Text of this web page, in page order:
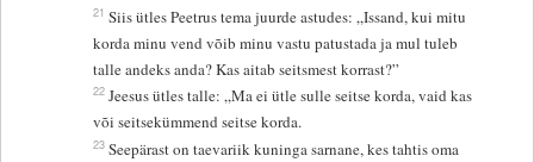
21 Siis ütles Peetrus tema juurde astudes: „Issand, kui mitu
korda minu vend võib minu vastu patustada ja mul tuleb
talle andeks anda? Kas aitab seitsmest korrast?”
22 Jeesus ütles talle: „Ma ei ütle sulle seitse korda, vaid kas
või seitsekümmend seitse korda.
23 Seepärast on taevariik kuninga sarnane, kes tahtis oma